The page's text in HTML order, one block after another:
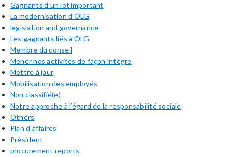
Gagnants d’un lot important
La modernisation d’OLG
legislation and governance
Les gagnants liés à OLG
Membre du conseil
Mener nos activités de façon intègre
Mettre à jour
Mobilisation des employés
Non classifié(e)
Notre approche à l’égard de la responsabilité sociale
Others
Plan d'affaires
Président
procurement reports